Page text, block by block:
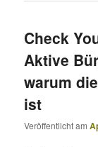
Check
Aktive
warum
ist
Veröffentlicht am